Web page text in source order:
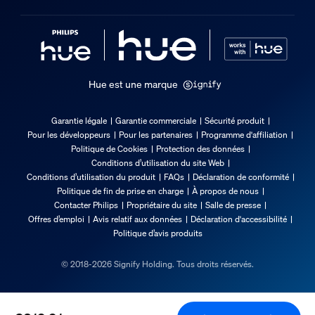
Hue est une marque
Garantie légale Garantie commerciale
Sécurité produit
Pour les développeurs
Pour les partenaires
Programme d'affiliation
Politique de Cookies
Protection des données
Conditions d’utilisation du site Web
Conditions d’utilisation du produit
FAQs
Déclaration de conformité
Politique de fin de prise en charge
À propos de nous
Contacter Philips
Propriétaire du site
Salle de presse
Offres d’emploi
Avis relatif aux données
Déclaration d'accessibilité
Politique d’avis produits
© 2018-2026 Signify Holding. Tous droits réservés.